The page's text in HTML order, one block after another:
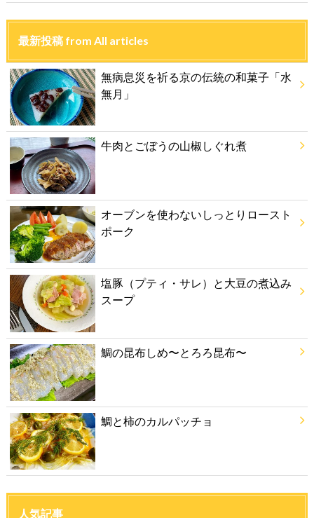
最新投稿 from All articles
無病息災を祈る京の伝統の和菓子「水
無月」
牛肉とごぼうの山椒しぐれ煮
オーブンを使わないしっとりロースト
ポーク
塩豚（プティ・サレ）と大豆の煮込み
スープ
鯛の昆布しめ〜とろろ昆布〜
鯛と柿のカルパッチョ
人気記事